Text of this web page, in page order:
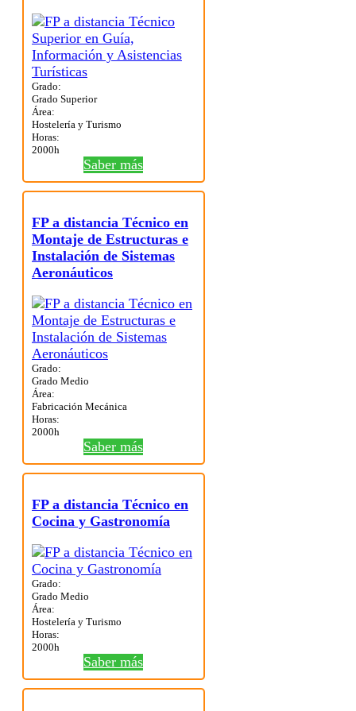
Grado:
Grado Superior
Área:
Hostelería y Turismo
Horas:
2000h
Saber más
FP a distancia Técnico en
Montaje de Estructuras e
Instalación de Sistemas
Aeronáuticos
Grado:
Grado Medio
Área:
Fabricación Mecánica
Horas:
2000h
Saber más
FP a distancia Técnico en
Cocina y Gastronomía
Grado:
Grado Medio
Área:
Hostelería y Turismo
Horas:
2000h
Saber más